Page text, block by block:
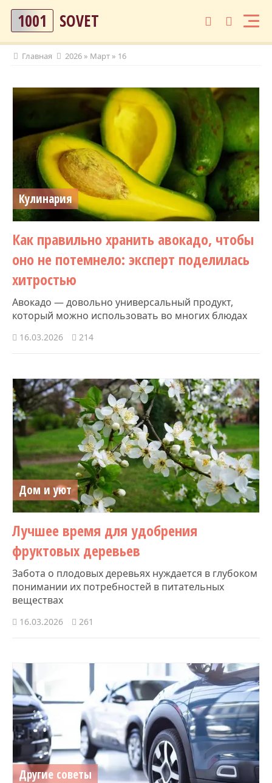
1001 SOVET
Главная 2026 » Март » 16
Кулинария
Как правильно хранить авокадо, чтобы
оно не потемнело: эксперт поделилась
хитростью
Авокадо — довольно универсальный продукт,
который можно использовать во многих блюдах
16.03.2026 214
Дом и уют
Лучшее время для удобрения
фруктовых деревьев
Забота о плодовых деревьях нуждается в глубоком
понимании их потребностей в питательных
веществах
16.03.2026 261
Другие советы